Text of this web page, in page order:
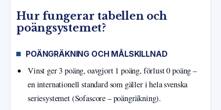
Hur fungerar tabellen och
poängsystemet?
POÄNGRÄKNING OCH MÅLSKILLNAD
Vinst ger 3 poäng, oavgjort 1 poäng, förlust 0 poäng –
en internationell standard som gäller i hela svenska
seriesystemet (Sofascore – poängräkning).